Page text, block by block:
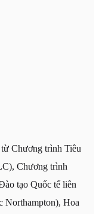
từ Chương trình Tiêu
Chương trình
tạo Quốc tế liên
Northampton), Hoa